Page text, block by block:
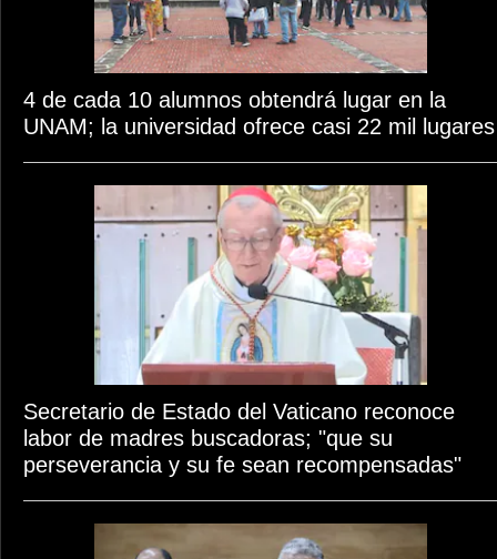
4 de cada 10 alumnos obtendrá lugar en la
UNAM; la universidad ofrece casi 22 mil lugares
Secretario de Estado del Vaticano reconoce
labor de madres buscadoras; "que su
perseverancia y su fe sean recompensadas"